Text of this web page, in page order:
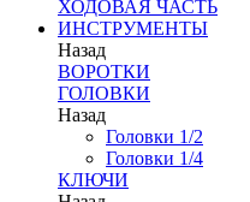
ХОДОВАЯ ЧАСТЬ
ИНСТРУМЕНТЫ
Назад
ВОРОТКИ
ГОЛОВКИ
Назад
Головки 1/2
Головки 1/4
КЛЮЧИ